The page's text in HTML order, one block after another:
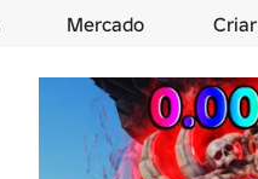
Mercado Criar